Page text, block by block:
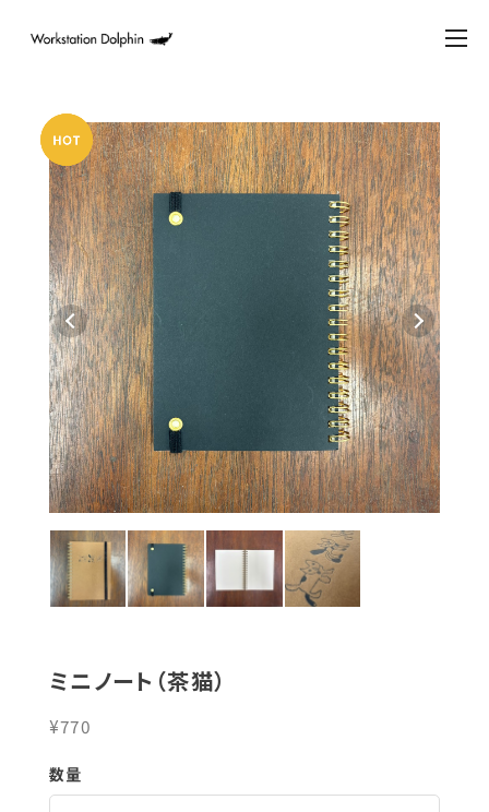
ミニノート（茶猫）
¥770
数量